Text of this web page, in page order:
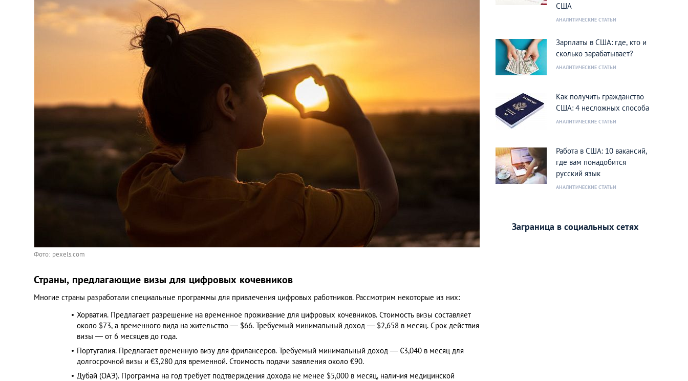
Франция
Черногория
Другие
Фото: pexels.com
Страны, предлагающие визы для цифровых кочевников
Многие страны разработали специальные программы для привлечения цифровых работников. Рассмотрим некоторые из них:
Хорватия. Предлагает разрешение на временное проживание для цифровых кочевников. Стоимость визы составляет
около $73, а временного вида на жительство — $66. Требуемый минимальный доход — $2,658 в месяц. Срок действия
визы — от 6 месяцев до года. ​
Португалия. Предлагает временную визу для фрилансеров. Требуемый минимальный доход — €3,040 в месяц для
долгосрочной визы и €3,280 для временной. Стоимость подачи заявления около €90. ​
Дубай (ОАЭ). Программа на год требует подтверждения дохода не менее $5,000 в месяц, наличия медицинской
США
АНАЛИТИЧЕСКИЕ СТАТЬИ
Зарплаты в США: где, кто и
сколько зарабатывает?
АНАЛИТИЧЕСКИЕ СТАТЬИ
Как получить гражданство
США: 4 несложных способа
АНАЛИТИЧЕСКИЕ СТАТЬИ
Работа в США: 10 вакансий,
где вам понадобится
русский язык
АНАЛИТИЧЕСКИЕ СТАТЬИ
Заграница в социальных сетях